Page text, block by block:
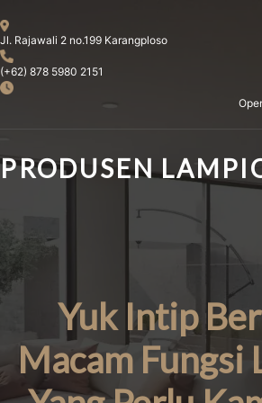
to
content
Jl. Rajawali 2 no.199 Karangploso
(+62) 878 5980 2151
PRODUSEN
Yuk Intip
Macam Fungsi